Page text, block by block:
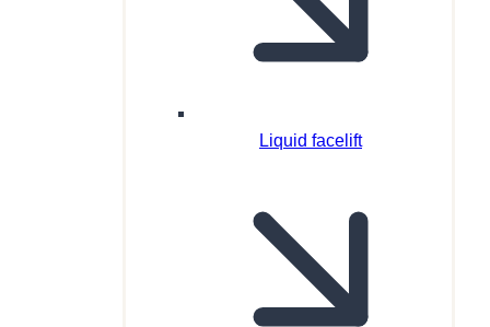
Liquid facelift